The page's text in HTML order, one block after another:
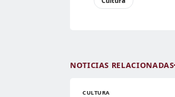
NOTICIAS RELACIONADAS
CULTURA